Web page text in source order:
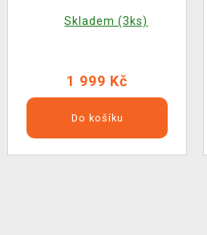
Skladem (3ks)
1 999 Kč
Do košíku